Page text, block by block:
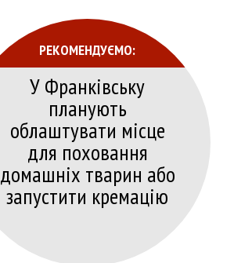
РЕКОМЕНДУЄМО:
У Франківську
планують
облаштувати місце
для поховання
домашніх тварин або
запустити кремацію